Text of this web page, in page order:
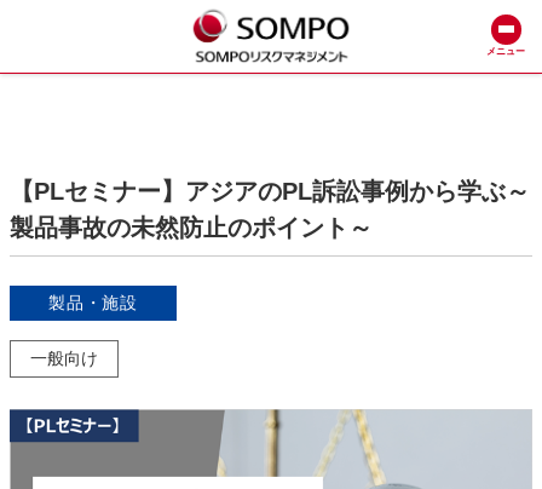
メニュー
【PLセミナー】アジアのPL訴訟事例から学ぶ～
製品事故の未然防止のポイント～
製品・施設
一般向け